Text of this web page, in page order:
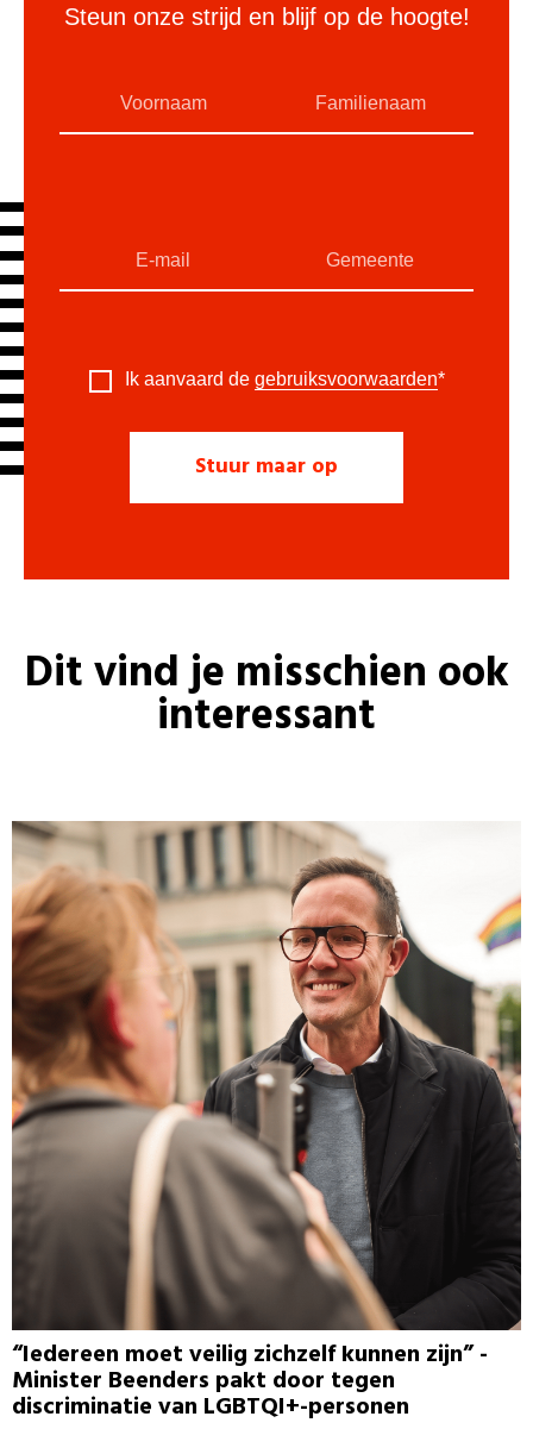
Steun onze strijd en blijf op de hoogte!
Ik aanvaard de gebruiksvoorwaarden*
Dit vind je misschien ook
interessant
“Iedereen moet veilig zichzelf kunnen zijn” -
Minister Beenders pakt door tegen
discriminatie van LGBTQI+-personen